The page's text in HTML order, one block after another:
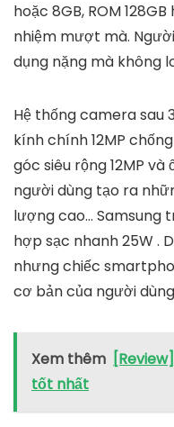
hoặc 8GB, ROM
nhiệm mượt mà.
dụng nặng mà không
Hệ thống camera sau
kính chính 12MP
góc siêu rộng 12MP
người dùng tạo ra
lượng cao… Samsung
hợp sạc nhanh 25W .
nhưng chiếc
cơ bản của người
Xem thêm
tốt nhất